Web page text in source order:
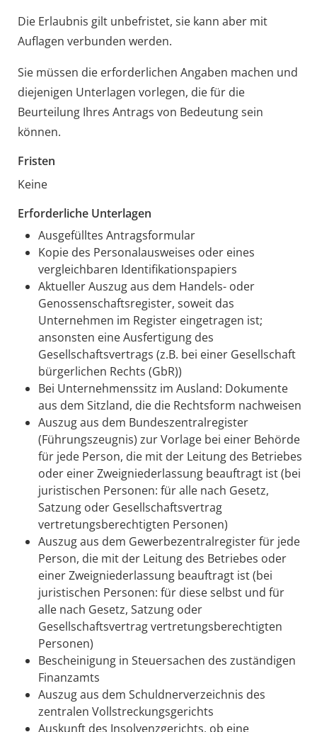
Die Erlaubnis gilt unbefristet, sie kann aber mit
Auflagen verbunden werden.
Sie müssen die erforderlichen Angaben machen und
diejenigen Unterlagen vorlegen, die für die
Beurteilung Ihres Antrags von Bedeutung sein
können.
Fristen
Keine
Erforderliche Unterlagen
Ausgefülltes Antragsformular
Kopie des Personalausweises oder eines
vergleichbaren Identifikationspapiers
Aktueller Auszug aus dem Handels- oder
Genossenschaftsregister, soweit das
Unternehmen im Register eingetragen ist;
ansonsten eine Ausfertigung des
Gesellschaftsvertrags (z.B. bei einer Gesellschaft
bürgerlichen Rechts (GbR))
Bei Unternehmenssitz im Ausland: Dokumente
aus dem Sitzland, die die Rechtsform nachweisen
Auszug aus dem Bundeszentralregister
(Führungszeugnis) zur Vorlage bei einer Behörde
für jede Person, die mit der Leitung des Betriebes
oder einer Zweigniederlassung beauftragt ist (bei
juristischen Personen: für alle nach Gesetz,
Satzung oder Gesellschaftsvertrag
vertretungsberechtigten Personen)
Auszug aus dem Gewerbezentralregister für jede
Person, die mit der Leitung des Betriebes oder
einer Zweigniederlassung beauftragt ist (bei
juristischen Personen: für diese selbst und für
alle nach Gesetz, Satzung oder
Gesellschaftsvertrag vertretungsberechtigten
Personen)
Bescheinigung in Steuersachen des zuständigen
Finanzamts
Auszug aus dem Schuldnerverzeichnis des
zentralen Vollstreckungsgerichts
Auskunft des Insolvenzgerichts, ob eine